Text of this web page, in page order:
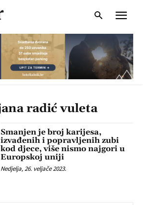
radić vuleta
Smanjen je broj karijesa,
izvađenih i popravljenih zubi
kod djece, više nismo najgori u
Europskoj uniji
Nedjelja, 26. veljače 2023.